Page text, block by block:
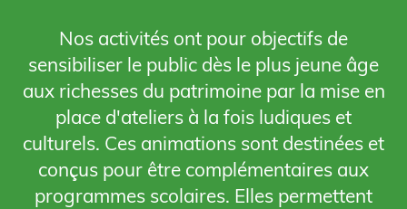
Nos activités ont pour objectifs de
sensibiliser le public dès le plus jeune âge
aux richesses du patrimoine par la mise en
place d'ateliers à la fois ludiques et
culturels. Ces animations sont destinées et
conçus pour être complémentaires aux
programmes scolaires. Elles permettent